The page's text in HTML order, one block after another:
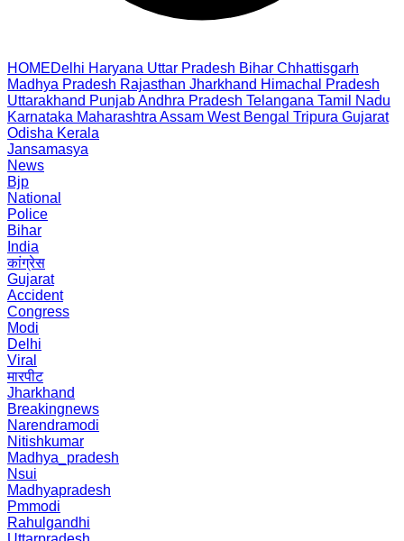
HOMEDelhi Haryana Uttar Pradesh Bihar Chhattisgarh
Madhya Pradesh Rajasthan Jharkhand Himachal Pradesh
Uttarakhand PunjabAndhra Pradesh Telangana Tamil Nadu
Karnataka Maharashtra Assam West Bengal Tripura Gujarat
Odisha Kerala
Jansamasya
News
Bjp
National
Police
Bihar
India
कांग्रेस
Gujarat
Accident
Congress
Modi
Delhi
Viral
मारपीट
Jharkhand
Breakingnews
Narendramodi
Nitishkumar
Madhya_pradesh
Nsui
Madhyapradesh
Pmmodi
Rahulgandhi